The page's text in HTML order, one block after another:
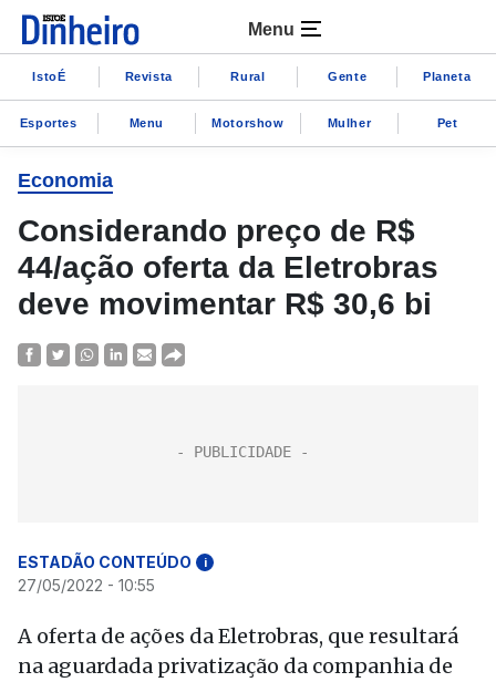
Menu
IstoÉ Revista Rural Gente Planeta
Esportes Menu Motorshow Mulher Pet
Economia
Considerando preço de R$
44/ação oferta da Eletrobras
deve movimentar R$ 30,6 bi
ESTADÃO CONTEÚDO i
27/05/2022 - 10:55
A oferta de ações da Eletrobras, que resultará
na aguardada privatização da companhia de